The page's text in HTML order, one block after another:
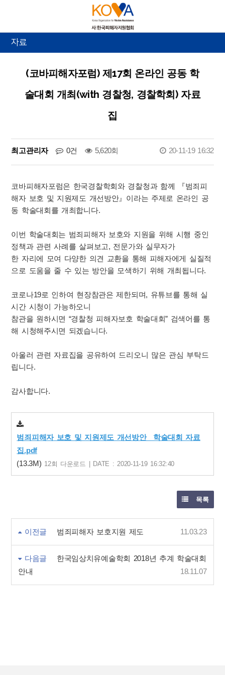
자료
(코바피해자포럼) 제17회 온라인 공동 학
술대회 개최(with 경찰청, 경찰학회) 자료
집
최고관리자 0건 5,620회 20-11-19 16:32
코바피해자포럼은 한국경찰학회와 경찰청과 함께 『범죄피
해자 보호 및 지원제도 개선방안』이라는 주제로 온라인 공
동 학술대회를 개최합니다.
이번 학술대회는 범죄피해자 보호와 지원을 위해 시행 중인
정책과 관련 사례를 살펴보고, 전문가와 실무자가
한 자리에 모여 다양한 의견 교환을 통해 피해자에게 실질적
으로 도움을 줄 수 있는 방안을 모색하기 위해 개최됩니다.
코로나19로 인하여 현장참관은 제한되며, 유튜브를 통해 실
시간 시청이 가능하오니
참관을 원하시면 “경찰청 피해자보호 학술대회” 검색어를 통
해 시청해주시면 되겠습니다.
아울러 관련 자료집을 공유하여 드리오니 많은 관심 부탁드
립니다.
감사합니다.
범죄피해자 보호 및 지원제도 개선방안_ 학술대회 자료
집.pdf
(13.3M) 12회 다운로드 | DATE : 2020-11-19 16:32:40
목록
이전글 범죄피해자 보호지원 제도 11.03.23
다음글
한국임상치유예술학회 2018년 추계 학술대회
안내
18.11.07